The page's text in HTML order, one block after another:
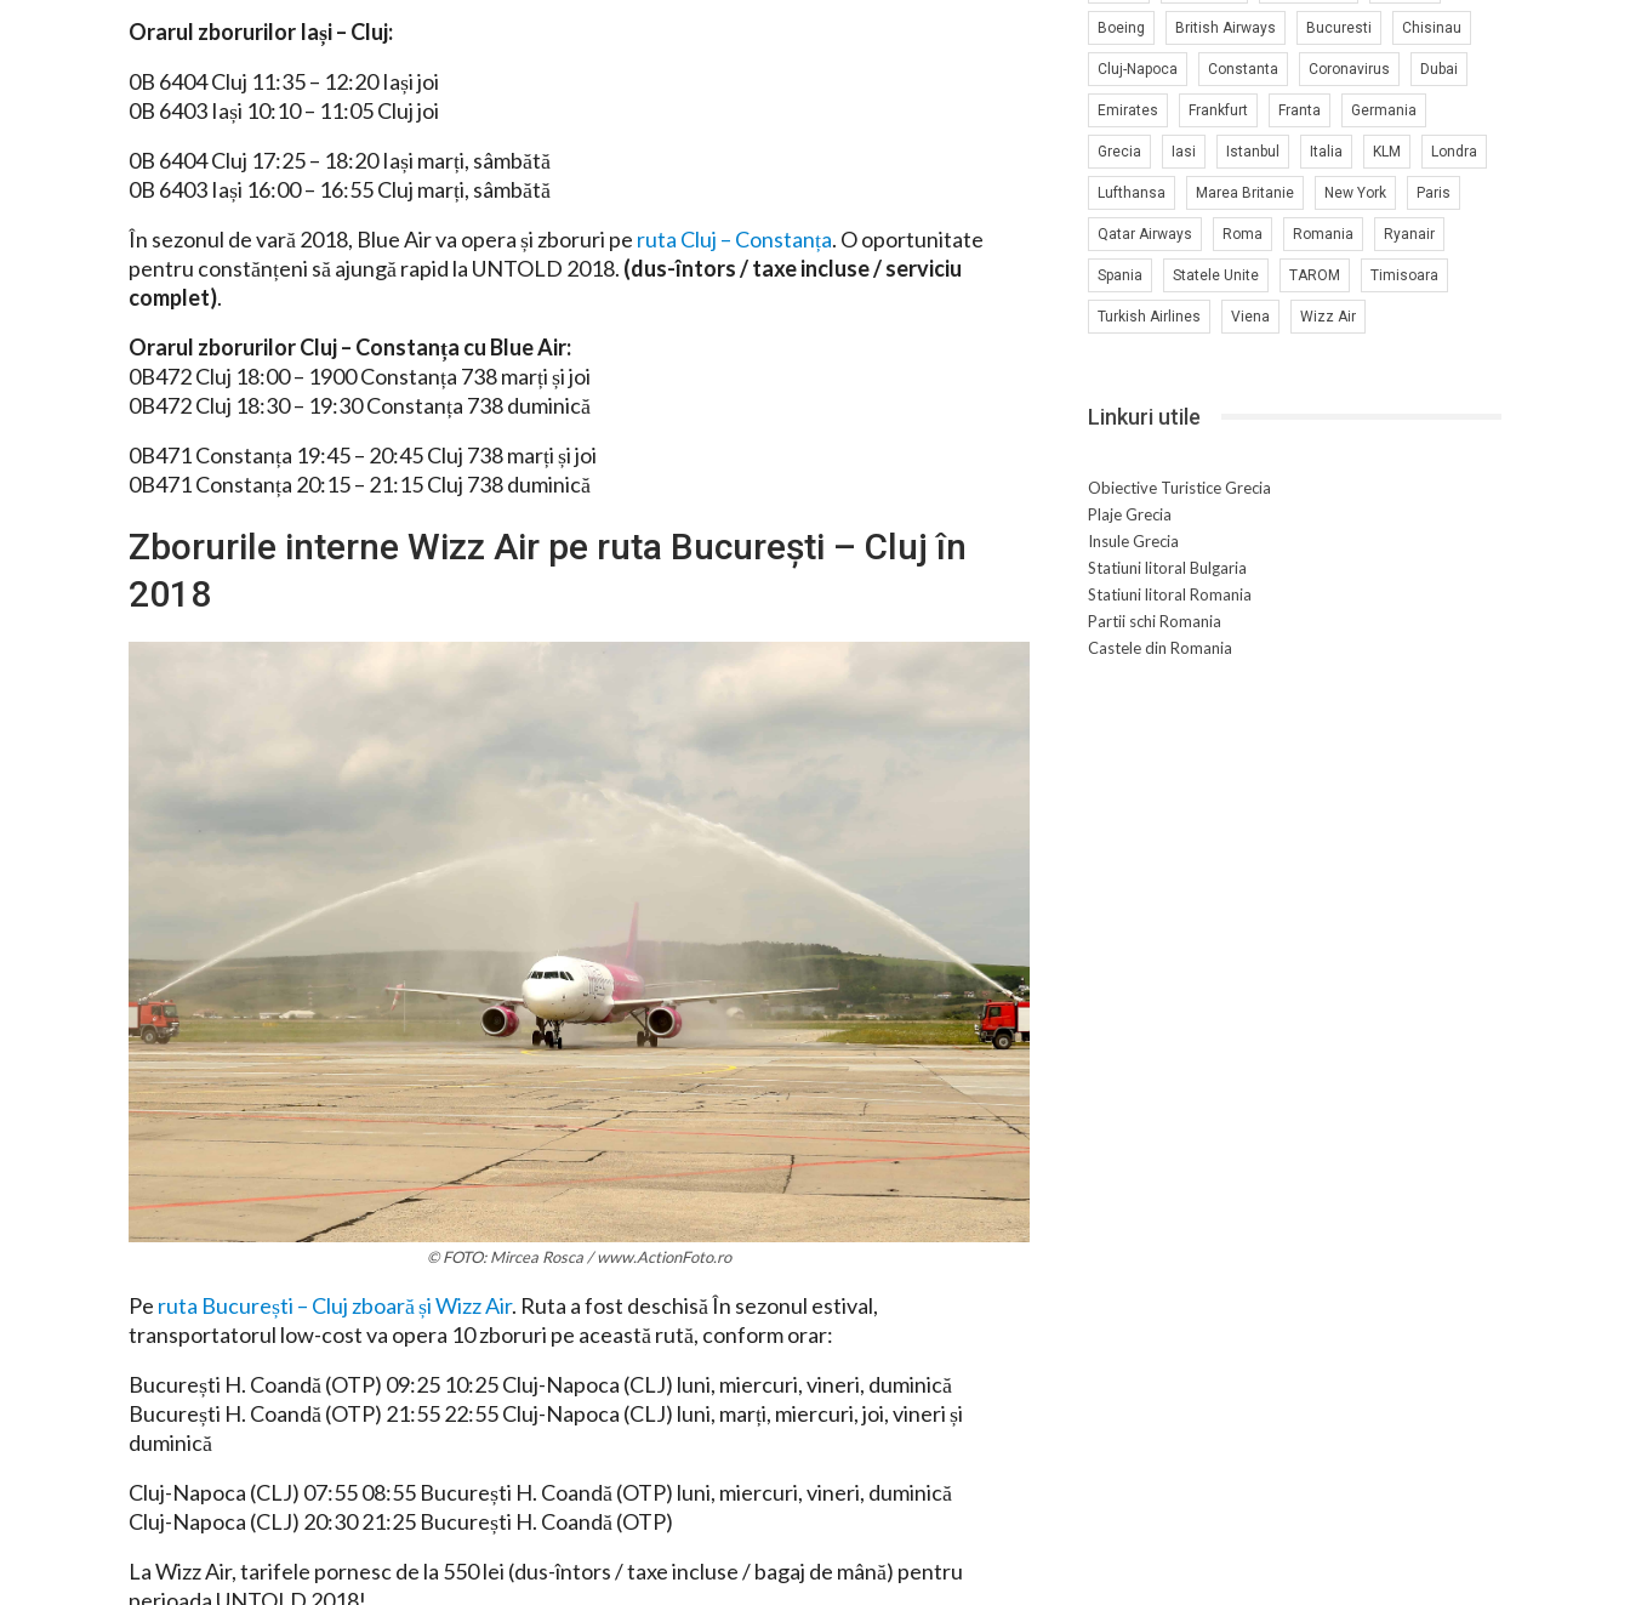
Orarul zborurilor Iași – Cluj:
0B 6404 Cluj 11:35 – 12:20 Iași joi
0B 6403 Iași 10:10 – 11:05 Cluj joi
0B 6404 Cluj 17:25 – 18:20 Iași marți, sâmbătă
0B 6403 Iași 16:00 – 16:55 Cluj marți, sâmbătă
În sezonul de vară 2018, Blue Air va opera și zboruri pe ruta Cluj – Constanța. O oportunitate
pentru constănțeni să ajungă rapid la UNTOLD 2018. (dus-întors / taxe incluse / serviciu
complet).
Orarul zborurilor Cluj – Constanța cu Blue Air:
0B472 Cluj 18:00 – 1900 Constanța 738 marți și joi
0B472 Cluj 18:30 – 19:30 Constanța 738 duminică
0B471 Constanța 19:45 – 20:45 Cluj 738 marți și joi
0B471 Constanța 20:15 – 21:15 Cluj 738 duminică
Zborurile interne Wizz Air pe ruta București – Cluj în
2018
© FOTO: Mircea Rosca / www.ActionFoto.ro
Pe ruta București – Cluj zboară și Wizz Air. Ruta a fost deschisă În sezonul estival,
transportatorul low-cost va opera 10 zboruri pe această rută, conform orar:
București H. Coandă (OTP) 09:25 10:25 Cluj-Napoca (CLJ) luni, miercuri, vineri, duminică
București H. Coandă (OTP) 21:55 22:55 Cluj-Napoca (CLJ) luni, marți, miercuri, joi, vineri și
duminică
Cluj-Napoca (CLJ) 07:55 08:55 București H. Coandă (OTP) luni, miercuri, vineri, duminică
Cluj-Napoca (CLJ) 20:30 21:25 București H. Coandă (OTP)
La Wizz Air, tarifele pornesc de la 550 lei (dus-întors / taxe incluse / bagaj de mână) pentru
Boeing British Airways Bucuresti Chisinau
Cluj-Napoca Constanta Coronavirus Dubai
Emirates Frankfurt Franta Germania
Grecia Iasi Istanbul Italia KLM Londra
Lufthansa Marea Britanie New York Paris
Qatar Airways Roma Romania Ryanair
Spania Statele Unite TAROM Timisoara
Turkish Airlines Viena Wizz Air
Linkuri utile
Obiective Turistice Grecia
Plaje Grecia
Insule Grecia
Statiuni litoral Bulgaria
Statiuni litoral Romania
Partii schi Romania
Castele din Romania